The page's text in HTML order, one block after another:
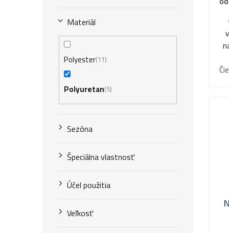
Materiál
Polyester 11
Polyuretan 5
Sezóna
Špeciálna vlastnosť
Účel použitia
Veľkosť